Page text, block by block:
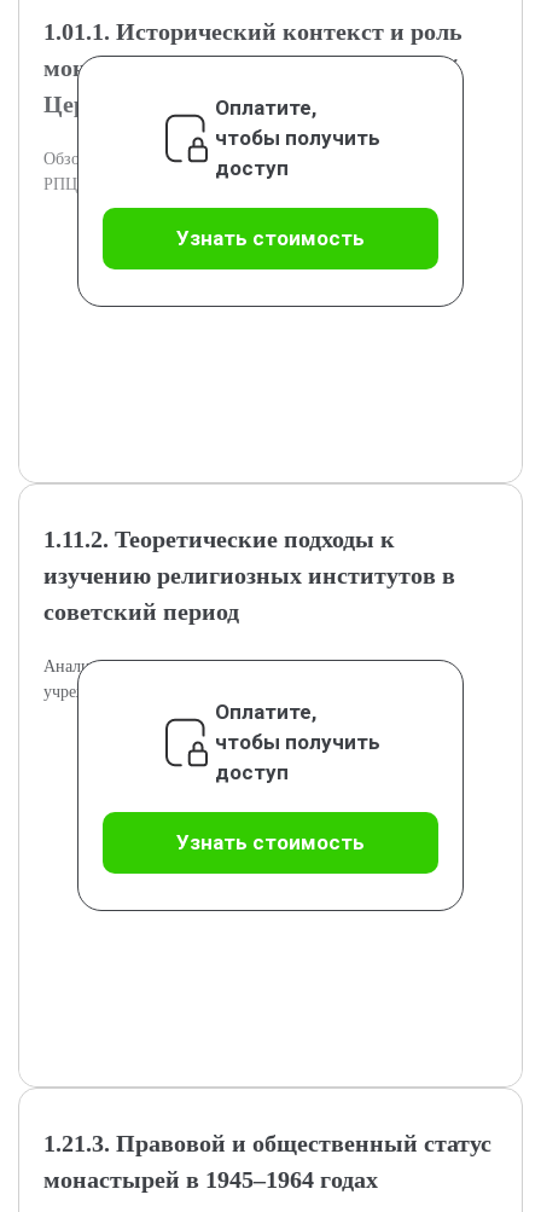
1.01.1. Исторический контекст и роль
монастырей в Русской Православной
Церкви
Обзор исторического контекста и функции монастырей в
РПЦ после Второй мировой войны.
Оплатите,
чтобы получить
доступ
Узнать стоимость
1.11.2. Теоретические подходы к
изучению религиозных институтов в
советский период
Анализ теорий и методов исследования религиозных
учреждений в советское время.
Оплатите,
чтобы получить
доступ
Узнать стоимость
1.21.3. Правовой и общественный статус
монастырей в 1945–1964 годах